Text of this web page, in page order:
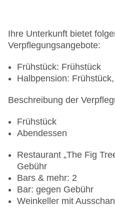
Ihre Unterkunft bietet
Verpflegungsangebote:
Frühstück: Frühstück
Halbpension:
Beschreibung der
Frühstück
Abendessen
Restaurant „The Fig
Gebühr
Bars & mehr: 2
Bar: gegen Gebühr
Weinkeller mit